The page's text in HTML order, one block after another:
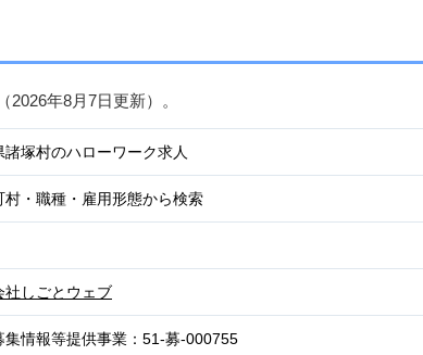
2026年8月7日更新）。
諸塚村のハローワーク求人
村・職種・雇用形態から検索
社しごとウェブ
集情報等提供事業：51-募-000755